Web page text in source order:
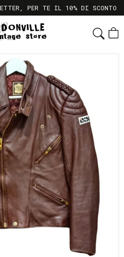
PER TE IL 10% DI SCONTO